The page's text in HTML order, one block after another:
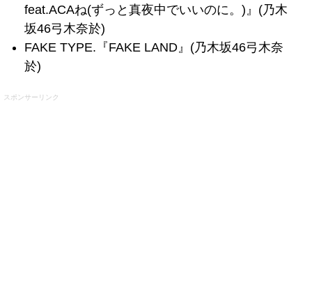
feat.ACAね(ずっと真夜中でいいのに。)』(乃木
坂46弓木奈於)
FAKE TYPE.『FAKE LAND』(乃木坂46弓木奈
於)
スポンサーリンク